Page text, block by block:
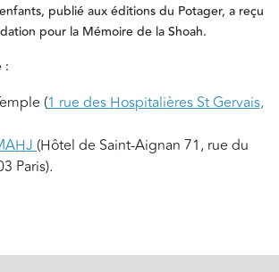
publié aux éditions du Potager, a reçu
pour la Mémoire de la Shoah.
:
(1 rue des Hospitalières St Gervais,
(Hôtel de Saint-Aignan 71, rue du
Paris).